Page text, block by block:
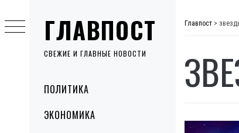
ГЛАВПОСТ
СВЕЖИЕ И ГЛАВНЫЕ НОВОСТИ
MenuПОЛИТИКА
ЭКОНОМИКА
to
content
Главпост >